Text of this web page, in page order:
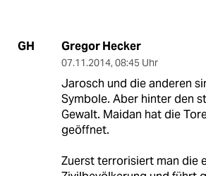
GH Gregor Hecker
07.11.2014, 08:45 Uhr
Jarosch und die anderen
Symbole. Aber hinter den
Gewalt. Maidan hat die
geöffnet.
Zuerst terrorisiert man die